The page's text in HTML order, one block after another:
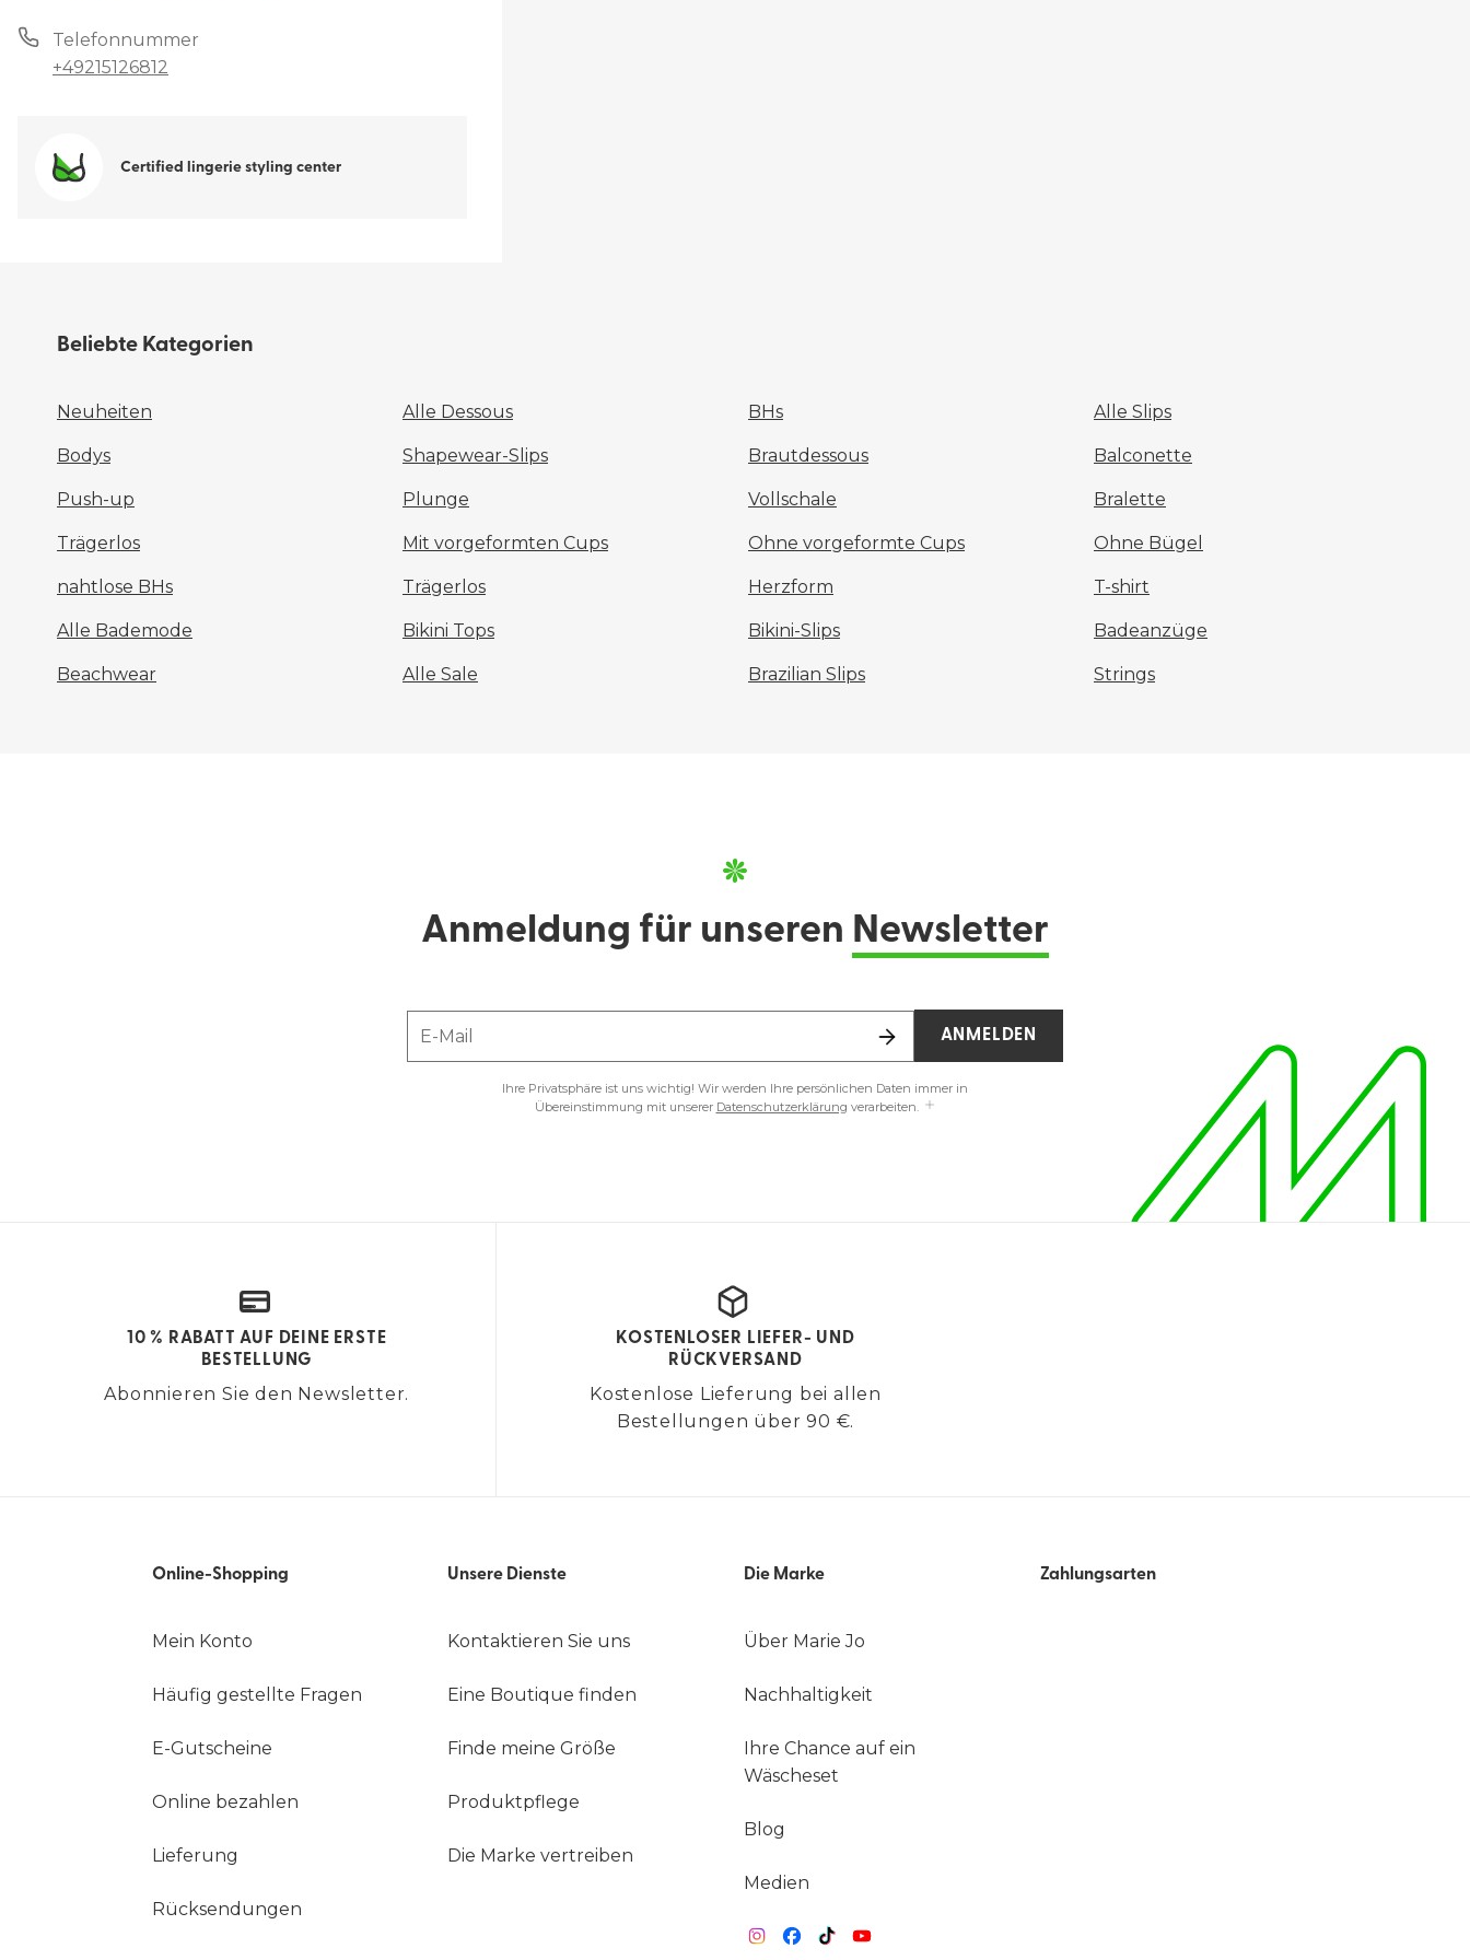
Telefonnummer
+49215126812
Certified lingerie styling center
Beliebte Kategorien
Neuheiten Alle Dessous BHs Alle Slips
Bodys Shapewear-Slips Brautdessous Balconette
Push-up Plunge Vollschale Bralette
Trägerlos Mit vorgeformten Cups Ohne vorgeformte Cups Ohne Bügel
nahtlose BHs Trägerlos Herzform T-shirt
Alle Bademode Bikini Tops Bikini-Slips Badeanzüge
Beachwear Alle Sale Brazilian Slips Strings
Anmeldung für unseren Newsletter
E-Mail
Ihre Privatsphäre ist uns wichtig! Wir werden Ihre persönlichen Daten immer in
Übereinstimmung mit unserer Datenschutzerklärung verarbeiten.
ANMELDEN
10 % RABATT AUF DEINE ERSTE
BESTELLUNG
Abonnieren Sie den Newsletter.
KOSTENLOSER LIEFER- UND
RÜCKVERSAND
Kostenlose Lieferung bei allen
Bestellungen über 90 €.
Online-Shopping
Mein Konto
Häufig gestellte Fragen
E-Gutscheine
Online bezahlen
Lieferung
Rücksendungen
Unsere Dienste
Kontaktieren Sie uns
Eine Boutique finden
Finde meine Größe
Produktpflege
Die Marke vertreiben
Die Marke
Über Marie Jo
Nachhaltigkeit
Ihre Chance auf ein
Wäscheset
Blog
Medien
Zahlungsarten